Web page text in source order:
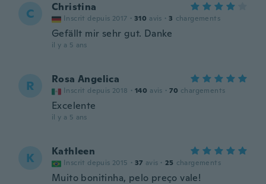
C Christina
Inscrit depuis 2017 · 310 avis · 3 chargements
Gefällt mir sehr gut. Danke
il y a 5 ans
R Rosa Angelica
Inscrit depuis 2018 · 140 avis · 70 chargements
Excelente
il y a 5 ans
K Kathleen
Inscrit depuis 2015 · 37 avis · 25 chargements
Muito bonitinha, pelo preço vale!